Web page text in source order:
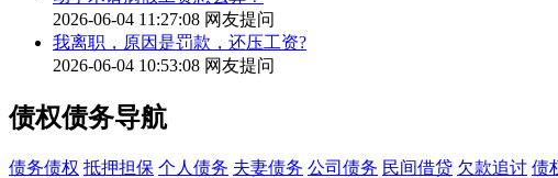
2026-06-04 11:27:08 网友提问
我离职，原因是罚款，还压工资?
2026-06-04 10:53:08 网友提问
债权债务导航
债务债权 抵押担保 个人债务 夫妻债务 公司债务 民间借贷 欠款追讨 债